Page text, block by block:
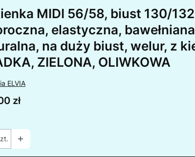
MIDI 56/58, biust 130/
elastyczna,
na duży biust, welur, z
ZIELONA, OLIWKOWA
ELVIA
zł